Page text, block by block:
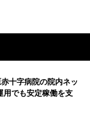
十字病院の院内ネッ
用でも安定稼働を支